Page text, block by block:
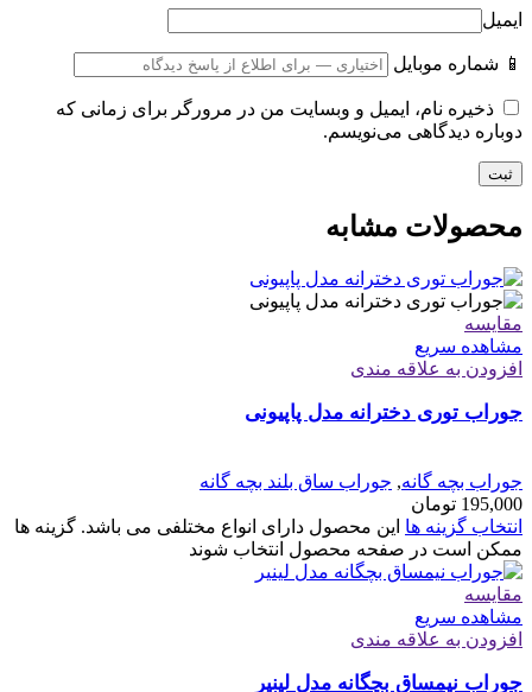
ایمیل
📱 شماره موبایل
ذخیره نام، ایمیل و وبسایت من در مرورگر برای زمانی که
دوباره دیدگاهی می‌نویسم.
محصولات مشابه
مقایسه
مشاهده سریع
افزودن به علاقه مندی
جوراب توری دخترانه مدل پاپیونی
جوراب بچه گانه, جوراب ساق بلند بچه گانه
195,000 تومان
انتخاب گزینه ها این محصول دارای انواع مختلفی می باشد. گزینه ها
ممکن است در صفحه محصول انتخاب شوند
مقایسه
مشاهده سریع
افزودن به علاقه مندی
جوراب نیمساق بچگانه مدل لینیر